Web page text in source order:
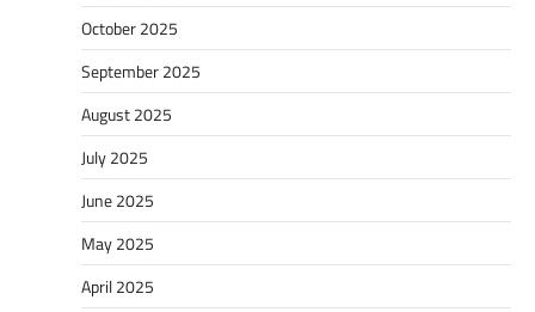
October 2025
September 2025
August 2025
July 2025
June 2025
May 2025
April 2025